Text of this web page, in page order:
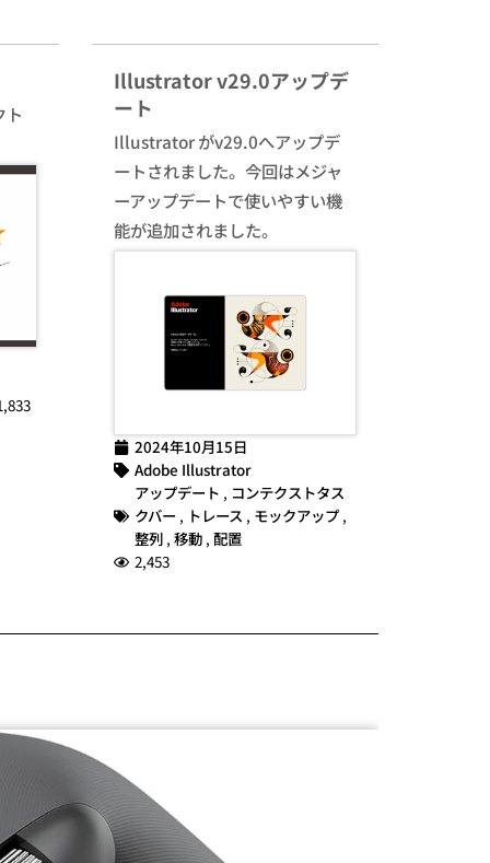
ト
Illustrator v29.0アップデ
ート
Illustrator がv29.0へアップデ
ートされました。今回はメジャ
ーアップデートで使いやすい機
能が追加されました。
2024年10月15日
Adobe Illustrator
アップデート , コンテクストタス
クバー, トレース , モックアップ,
整列, 移動, 配置
2,453